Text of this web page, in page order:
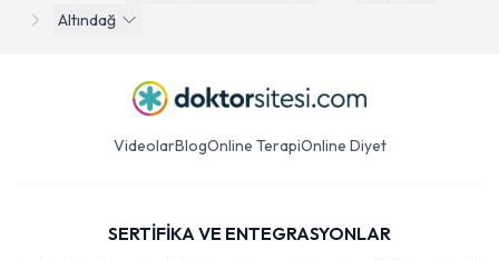
Altındağ
VideolarBlogOnline TerapiOnline Diyet
SERTİFİKA VE ENTEGRASYONLAR